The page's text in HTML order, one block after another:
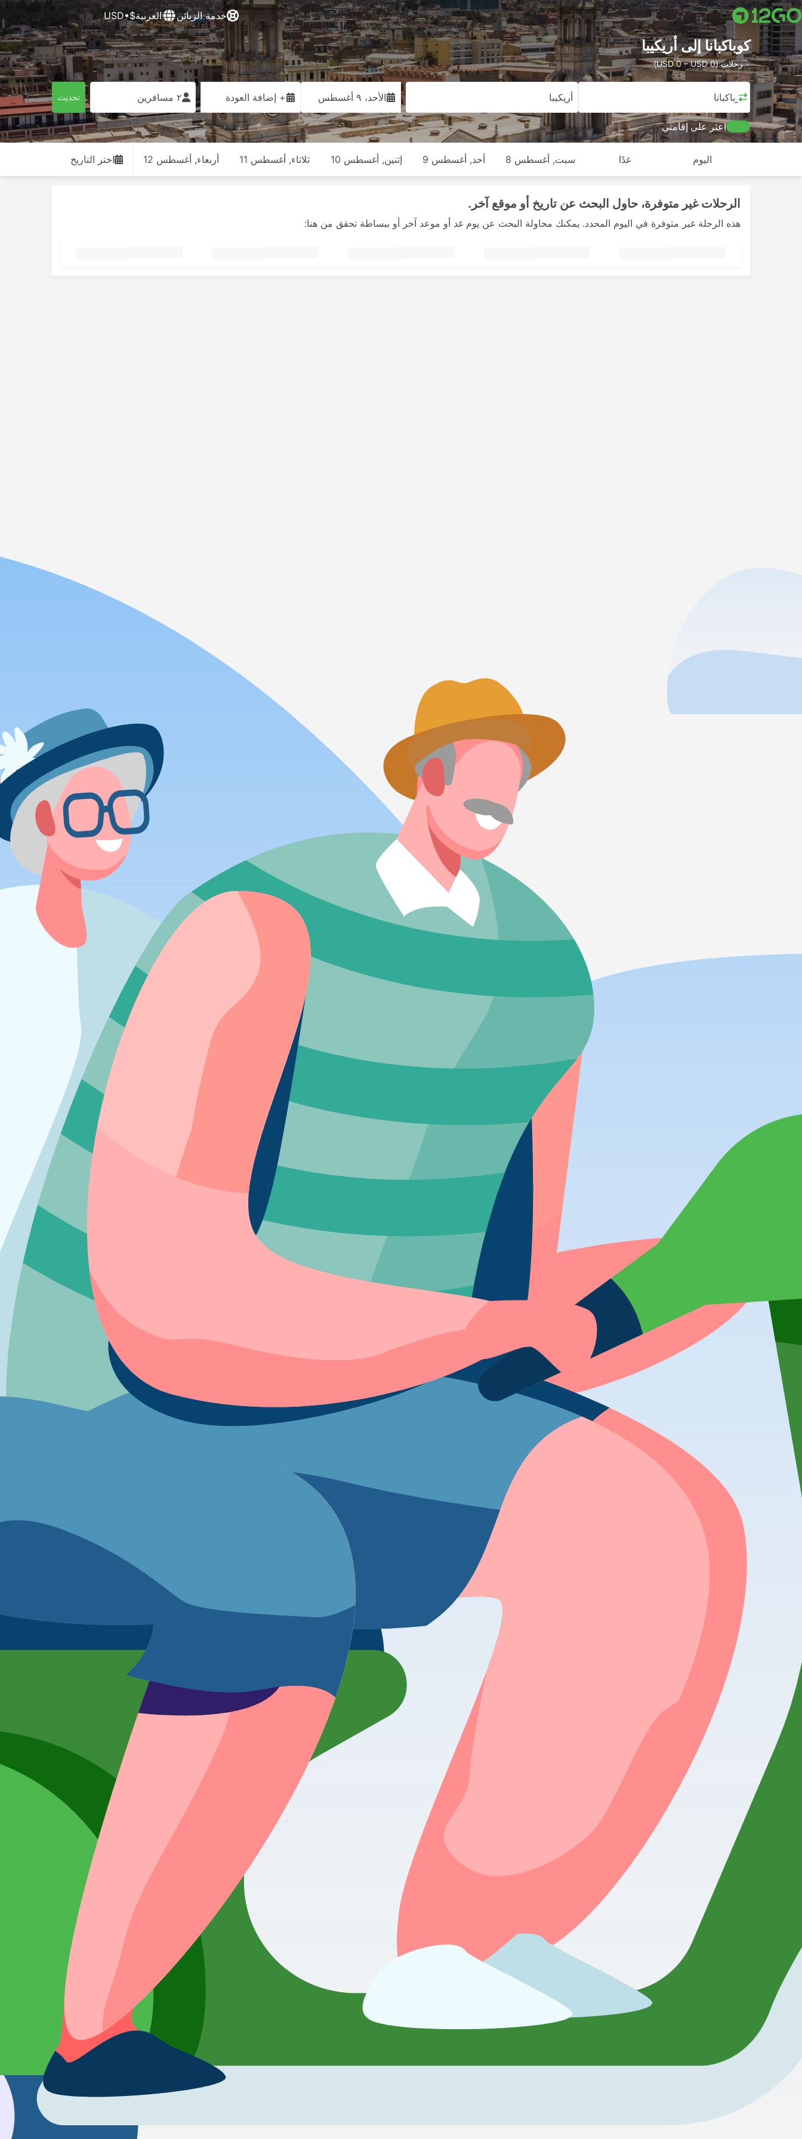
خدمة الزبائن العربية$•USD
كوباكبانا إلى أريكيبا
٠ رحلات (USD 0 – USD 0)
كوباكبانا أريكيبا الأحد، ٩ أغسطس + إضافة العودة ٢ مسافرين تحديث
اعثر على إقامتي
اليوم غدًا سبت, أغسطس 8 أحد, أغسطس 9 إثنين, أغسطس 10 ثلاثاء, أغسطس 11 أربعاء, أغسطس 12 اختر التاريخ
الرحلات غير متوفرة، حاول البحث عن تاريخ أو موقع آخر.
هذه الرحلة غير متوفرة في اليوم المحدد. يمكنك محاولة البحث عن يوم غد أو موعد آخر أو ببساطة تحقق من هنا: